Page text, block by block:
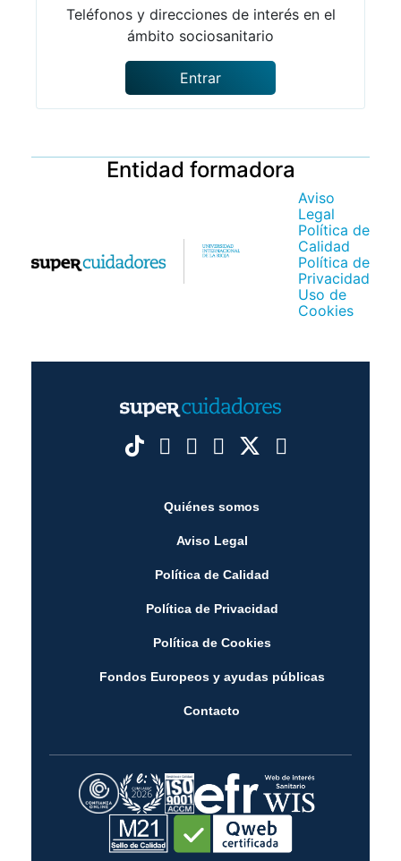
Teléfonos y direcciones de interés en el
ámbito sociosanitario
Entrar
Entidad formadora
Aviso
Legal
Política de
Calidad
Política de
Privacidad
Uso de
Cookies
Quiénes somos
Aviso Legal
Política de Calidad
Política de Privacidad
Política de Cookies
Fondos Europeos y ayudas públicas
Contacto